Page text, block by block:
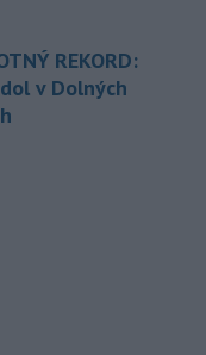
REKORD:
v Dolných